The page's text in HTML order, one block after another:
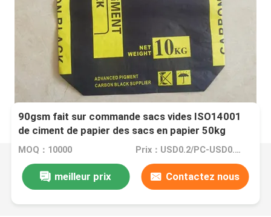
90gsm fait sur commande sacs vides ISO14001
de ciment de papier des sacs en papier 50kg
emballage de 3 plis
MOQ：10000 Prix：USD0.2/PC-USD0.22/PC
meilleur prix Contactez nous